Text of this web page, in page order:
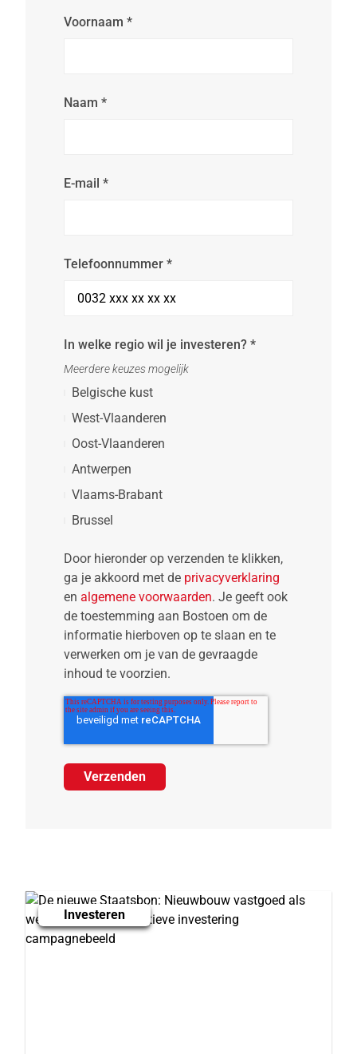
Voornaam *
Naam *
E-mail *
Telefoonnummer *
In welke regio wil je investeren? *
Meerdere keuzes mogelijk
Belgische kust
West-Vlaanderen
Oost-Vlaanderen
Antwerpen
Vlaams-Brabant
Brussel
Door hieronder op verzenden te klikken,
ga je akkoord met de privacyverklaring
en algemene voorwaarden. Je geeft ook
de toestemming aan Bostoen om de
informatie hierboven op te slaan en te
verwerken om je van de gevraagde
inhoud te voorzien.
Investeren